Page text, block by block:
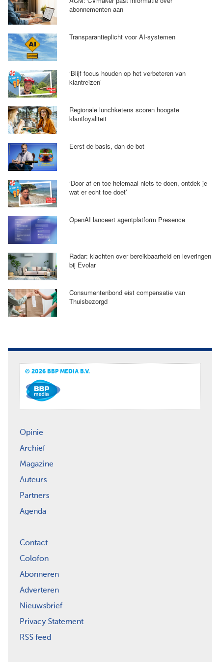
abonnementen aan
Transparantieplicht voor AI-systemen
‘Blijf focus houden op het verbeteren van
klantreizen’
Regionale lunchketens scoren hoogste
klantloyaliteit
Eerst de basis, dan de bot
‘Door af en toe helemaal niets te doen, ontdek je
wat er echt toe doet’
OpenAI lanceert agentplatform Presence
Radar: klachten over bereikbaarheid en leveringen
bij Evolar
Consumentenbond eist compensatie van
Thuisbezorgd
© 2026 BBP MEDIA B.V.
Opinie
Archief
Magazine
Auteurs
Partners
Agenda
Contact
Colofon
Abonneren
Adverteren
Nieuwsbrief
Privacy Statement
RSS feed